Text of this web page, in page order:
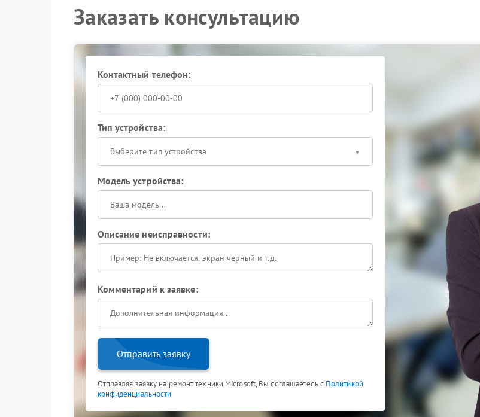
Заказать консультацию
Контактный телефон:
Тип устройства:
Выберите тип устройства
Модель устройства:
Описание неисправности:
Комментарий к заявке:
Отправить заявку
Отправляя заявку на ремонт техники Microsoft, Вы соглашаетесь с Политикой
конфиденциальности